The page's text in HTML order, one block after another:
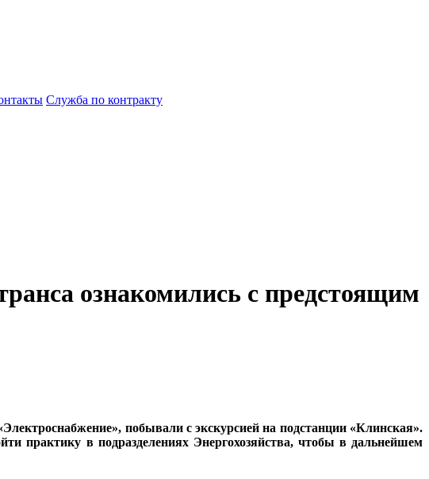
Служба по контракту
ознакомились с предстоящим
побывали с экскурсией на подстанции «Клинская».
практику в подразделениях Энергохозяйства, чтобы в дальнейшем